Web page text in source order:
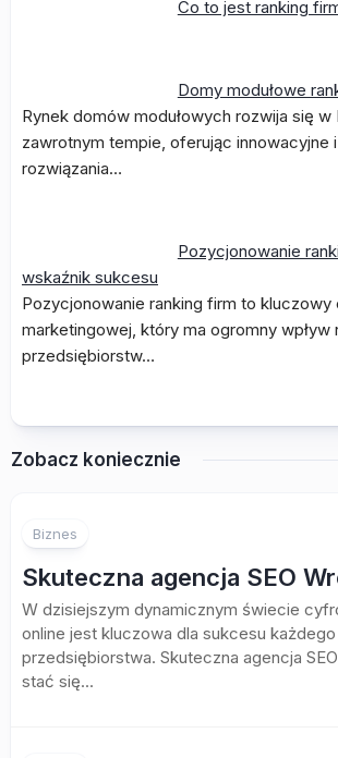
Co to jest ranking
Domy modułowe
Rynek domów modułowych rozwija się
zawrotnym tempie, oferując innowacyjne
rozwiązania…
Pozycjonowanie
wskaźnik sukcesu
Pozycjonowanie ranking firm to kluczowy
marketingowej, który ma ogromny wpływ
przedsiębiorstw…
Zobacz koniecznie
Biznes
Skuteczna agencja SEO
W dzisiejszym dynamicznym świecie
online jest kluczowa dla sukcesu każdego
przedsiębiorstwa. Skuteczna agencja
stać się...